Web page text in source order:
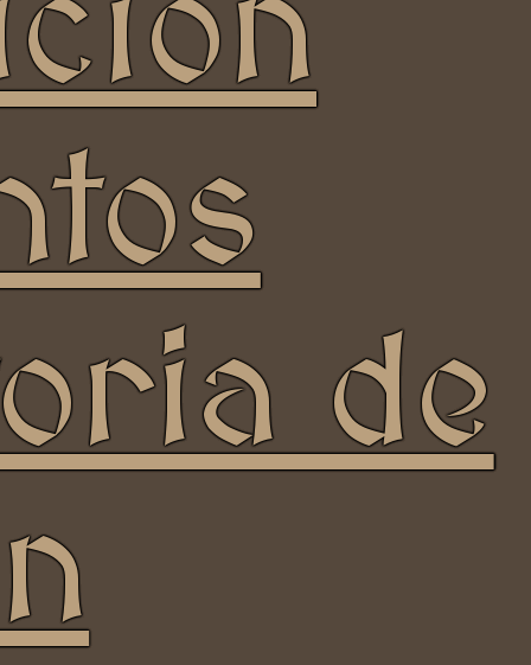
Compañía Almogávar de Zaragoza
de